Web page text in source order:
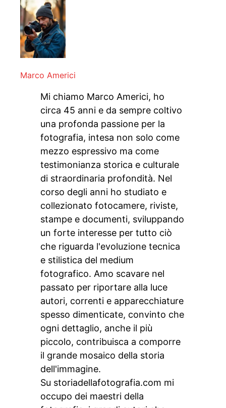
Marco Americi
Mi chiamo Marco Americi, ho
circa 45 anni e da sempre coltivo
una profonda passione per la
fotografia, intesa non solo come
mezzo espressivo ma come
testimonianza storica e culturale
di straordinaria profondità. Nel
corso degli anni ho studiato e
collezionato fotocamere, riviste,
stampe e documenti, sviluppando
un forte interesse per tutto ciò
che riguarda l'evoluzione tecnica
e stilistica del medium
fotografico. Amo scavare nel
passato per riportare alla luce
autori, correnti e apparecchiature
spesso dimenticate, convinto che
ogni dettaglio, anche il più
piccolo, contribuisca a comporre
il grande mosaico della storia
dell'immagine.
Su storiadellafotografia.com mi
occupo dei maestri della